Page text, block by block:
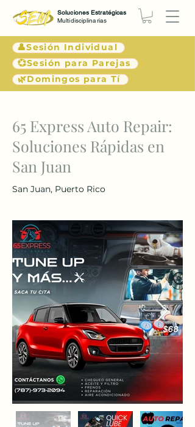
👤Sesión Individual
💞Sesión para Parejas
🌿Domingos para Tí
Soluciones Estratégicas
Multidisciplinarias
< Atrás
65 Express Auto Repair:
Soluciones Rápidas en
San Juan
San Juan, Puerto Rico